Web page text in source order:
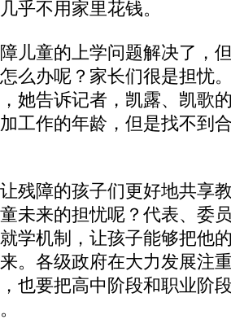
乎不用家里花钱。
童的上学问题解决了，
么办呢？家长们很是担忧
她告诉记者，凯露、凯歌
工作的年龄，但是找不到
障的孩子们更好地共享
未来的担忧呢？代表、委
学机制，让孩子能够把他
。各级政府在大力发展注
也要把高中阶段和职业阶